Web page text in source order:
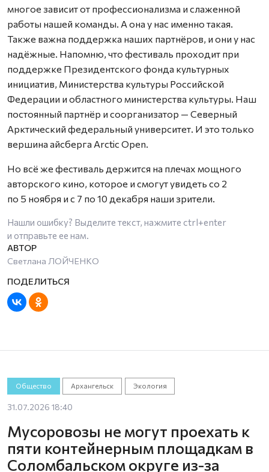
многое зависит от профессионализма и слаженной
работы нашей команды. А она у нас именно такая.
Также важна поддержка наших партнёров, и они у нас
надёжные. Напомню, что фестиваль проходит при
поддержке Президентского фонда культурных
инициатив, Министерства культуры Российской
Федерации и областного министерства культуры. Наш
постоянный партнёр и соорганизатор — Северный
Арктический федеральный университет. И это только
вершина айсберга Arctic Open.
Но всё же фестиваль держится на плечах мощного
авторского кино, которое и смогут увидеть со 2
по 5 ноября и с 7 по 10 декабря наши зрители.
Нашли ошибку? Выделите текст, нажмите ctrl+enter
и отправьте ее нам.
Светлана ЛОЙЧЕНКО
Общество Архангельск Экология
31.07.2026 18:40
Мусоровозы не могут проехать к
пяти контейнерным площадкам в
Соломбальском округе из-за